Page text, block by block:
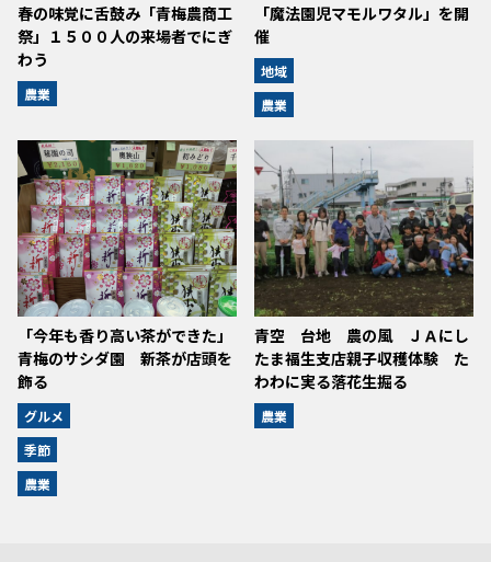
春の味覚に舌鼓み「青梅農商工
祭」１５００人の来場者でにぎ
わう
農業
「魔法園児マモルワタル」を開
催
地域
農業
「今年も香り高い茶ができた」
青梅のサシダ園 新茶が店頭を
飾る
グルメ
季節
農業
青空 台地 農の風 ＪＡにし
たま福生支店親子収穫体験 た
わわに実る落花生掘る
農業